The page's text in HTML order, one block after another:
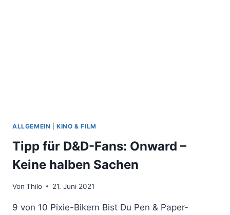
ALLGEMEIN |KINO & FILM
Tipp für D&D-Fans: Onward –
Keine halben Sachen
Von Thilo 21. Juni 2021
9 von 10 Pixie-Bikern Bist Du Pen & Paper-